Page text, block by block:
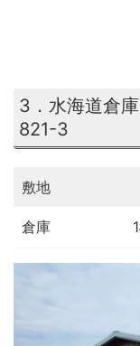
3．水海道倉
821-3
敷地
倉庫